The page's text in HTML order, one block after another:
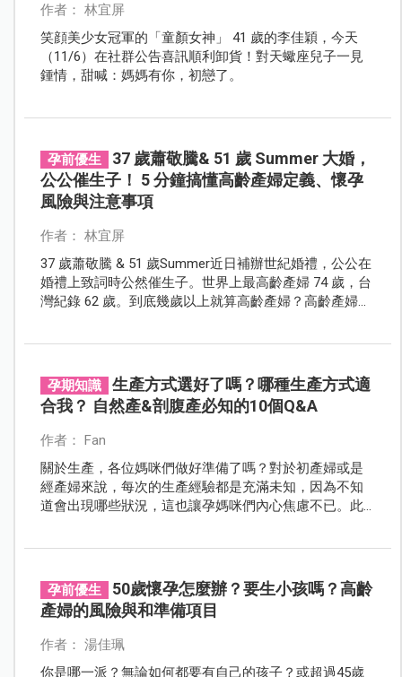
作者： 林宜屏
笑顔美少女冠軍的「童顏女神」 41 歲的李佳穎，今天
（11/6）在社群公告喜訊順利卸貨！對天蠍座兒子一見
鍾情，甜喊：媽媽有你，初戀了。
孕前優生
37 歲蕭敬騰& 51 歲 Summer 大婚，
公公催生子！ 5 分鐘搞懂高齡產婦定義、懷孕
風險與注意事項
作者： 林宜屏
37 歲蕭敬騰 & 51 歲Summer近日補辦世紀婚禮，公公在
婚禮上致詞時公然催生子。世界上最高齡產婦 74 歲，台
灣紀錄 62 歲。到底幾歲以上就算高齡產婦？高齡產婦想
孕期知識
生產方式選好了嗎？哪種生產方式適
合我？ 自然產&剖腹產必知的10個Q&A
作者： Fan
關於生產，各位媽咪們做好準備了嗎？對於初產婦或是
經產婦來說，每次的生產經驗都是充滿未知，因為不知
道會出現哪些狀況，這也讓孕媽咪們內心焦慮不已。此
孕前優生
50歲懷孕怎麼辦？要生小孩嗎？高齡
產婦的風險與和準備項目
作者： 湯佳珮
你是哪一派？無論如何都要有自己的孩子？或超過45歲